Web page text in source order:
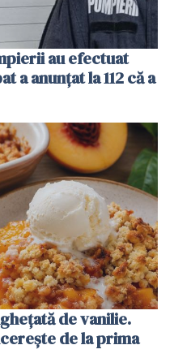
au efectuat
a anunțat la 112 că a
de vanilie.
de la prima